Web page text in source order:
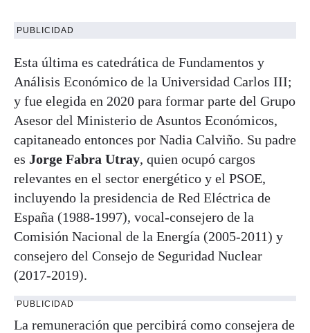
PUBLICIDAD
Esta última es catedrática de Fundamentos y
Análisis Económico de la Universidad Carlos III;
y fue elegida en 2020 para formar parte del Grupo
Asesor del Ministerio de Asuntos Económicos,
capitaneado entonces por Nadia Calviño. Su padre
es Jorge Fabra Utray, quien ocupó cargos
relevantes en el sector energético y el PSOE,
incluyendo la presidencia de Red Eléctrica de
España (1988-1997), vocal-consejero de la
Comisión Nacional de la Energía (2005-2011) y
consejero del Consejo de Seguridad Nuclear
(2017-2019).
PUBLICIDAD
La remuneración que percibirá como consejera de